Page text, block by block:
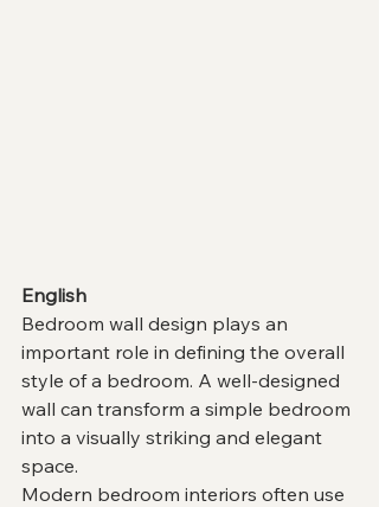
English
Bedroom wall design plays an
important role in defining the overall
style of a bedroom. A well-designed
wall can transform a simple bedroom
into a visually striking and elegant
space.
Modern bedroom interiors often use